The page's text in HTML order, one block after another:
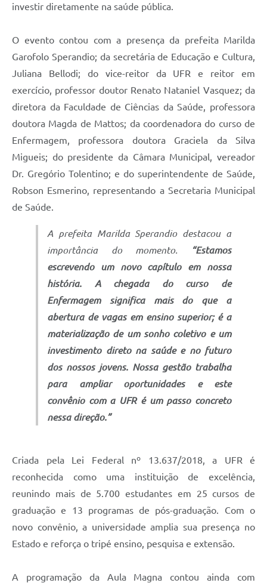
investir diretamente na saúde pública.
O evento contou com a presença da prefeita Marilda
Garofolo Sperandio; da secretária de Educação e Cultura,
Juliana Bellodi; do vice-reitor da UFR e reitor em
exercício, professor doutor Renato Nataniel Vasquez; da
diretora da Faculdade de Ciências da Saúde, professora
doutora Magda de Mattos; da coordenadora do curso de
Enfermagem, professora doutora Graciela da Silva
Migueis; do presidente da Câmara Municipal, vereador
Dr. Gregório Tolentino; e do superintendente de Saúde,
Robson Esmerino, representando a Secretaria Municipal
de Saúde.
A prefeita Marilda Sperandio destacou a
importância do momento.
“Estamos
escrevendo um novo capítulo em nossa
história. A chegada do curso de
Enfermagem significa mais do que a
abertura de vagas em ensino superior; é a
materialização de um sonho coletivo e um
investimento direto na saúde e no futuro
dos nossos jovens. Nossa gestão trabalha
para ampliar oportunidades e este
convênio com a UFR é um passo concreto
nessa direção.”
Criada pela Lei Federal nº 13.637/2018, a UFR é
reconhecida como uma instituição de excelência,
reunindo mais de 5.700 estudantes em 25 cursos de
graduação e 13 programas de pós-graduação. Com o
novo convênio, a universidade amplia sua presença no
Estado e reforça o tripé ensino, pesquisa e extensão.
A programação da Aula Magna contou ainda com